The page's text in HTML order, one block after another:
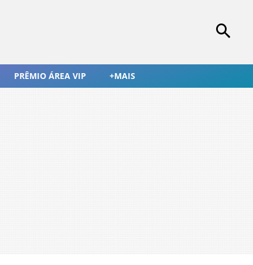
PRÊMIO ÁREA VIP +MAIS